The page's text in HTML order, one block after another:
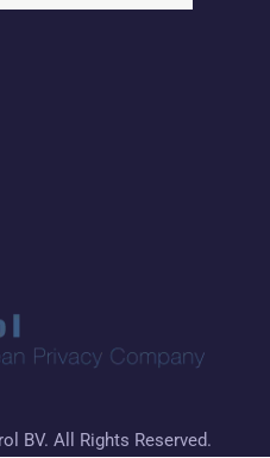
BV. All Rights Reserved.